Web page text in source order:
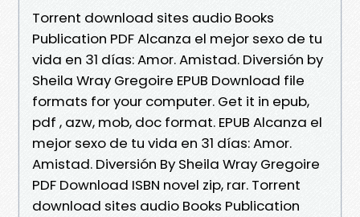
Torrent download sites audio Books
Publication PDF Alcanza el mejor sexo de tu
vida en 31 días: Amor. Amistad. Diversión by
Sheila Wray Gregoire EPUB Download file
formats for your computer. Get it in epub,
pdf , azw, mob, doc format. EPUB Alcanza el
mejor sexo de tu vida en 31 días: Amor.
Amistad. Diversión By Sheila Wray Gregoire
PDF Download ISBN novel zip, rar. Torrent
download sites audio Books Publication